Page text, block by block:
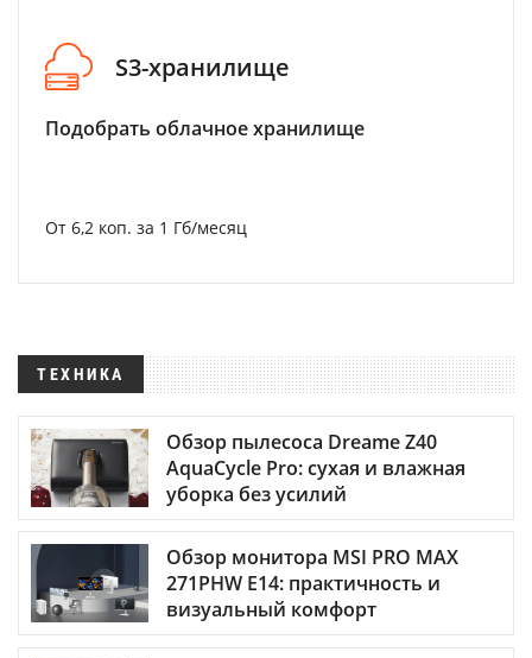
S3-хранилище
Подобрать облачное хранилище
От 6,2 коп. за 1 Гб/месяц
ТЕХНИКА
Обзор пылесоса Dreame Z40
AquaCycle Pro: сухая и влажная
уборка без усилий
Обзор монитора MSI PRO MAX
271PHW E14: практичность и
визуальный комфорт